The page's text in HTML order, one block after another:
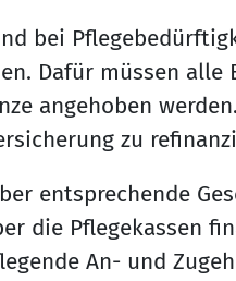
bei
Dafür müssen alle
angehoben
zu
entsprechende
die Pflegekassen
An- und